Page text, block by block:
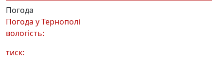
Погода
Погода уТернополі
вологість:
тиск: